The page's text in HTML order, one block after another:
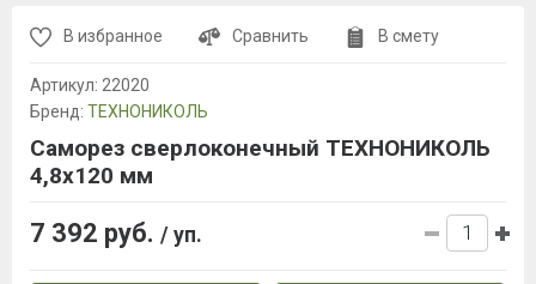
В избранное Сравнить В смету
Артикул: 22020
Бренд: ТЕХНОНИКОЛЬ
Саморез сверлоконечный ТЕХНОНИКОЛЬ
4,8х120 мм
7 392 руб. / уп.